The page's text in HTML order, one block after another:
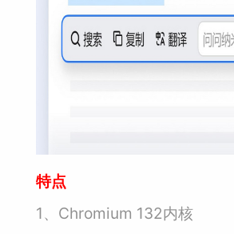
特点
1、Chromium 132内核